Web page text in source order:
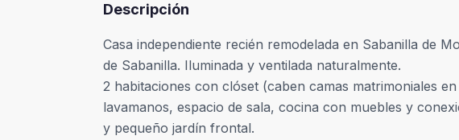
Descripción
Casa independiente recién remodelada en Sabanilla de
de Sabanilla. Iluminada y ventilada naturalmente.
2 habitaciones con clóset (caben camas matrimoniales
lavamanos, espacio de sala, cocina con muebles y
y pequeño jardín frontal.